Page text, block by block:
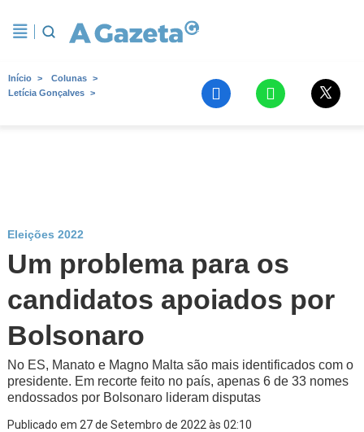
Início
Colunas
Letícia Gonçalves
Eleições 2022
Um problema para os
candidatos apoiados por
Bolsonaro
No ES, Manato e Magno Malta são mais identificados com o
presidente. Em recorte feito no país, apenas 6 de 33 nomes
endossados por Bolsonaro lideram disputas
Publicado em 27 de Setembro de 2022 às 02:10